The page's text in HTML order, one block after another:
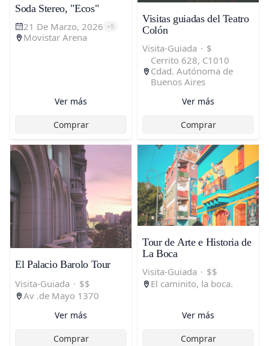
Soda Stereo, "Ecos"
21 De Marzo, 2026 +9
Movistar Arena
Ver más
Comprar
Visitas guiadas del Teatro
Colón
Visita-Guiada · $
Cerrito 628, C1010
Cdad. Autónoma de
Buenos Aires
Ver más
Comprar
El Palacio Barolo Tour
Visita-Guiada · $$
Av .de Mayo 1370
Ver más
Comprar
Tour de Arte e Historia de
La Boca
Visita-Guiada · $$
El caminito, la boca.
Ver más
Comprar